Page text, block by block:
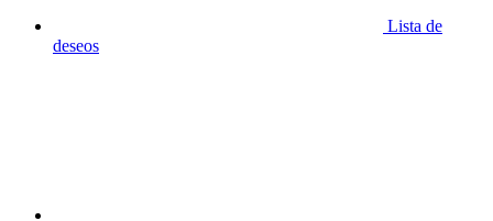
Lista de
deseos